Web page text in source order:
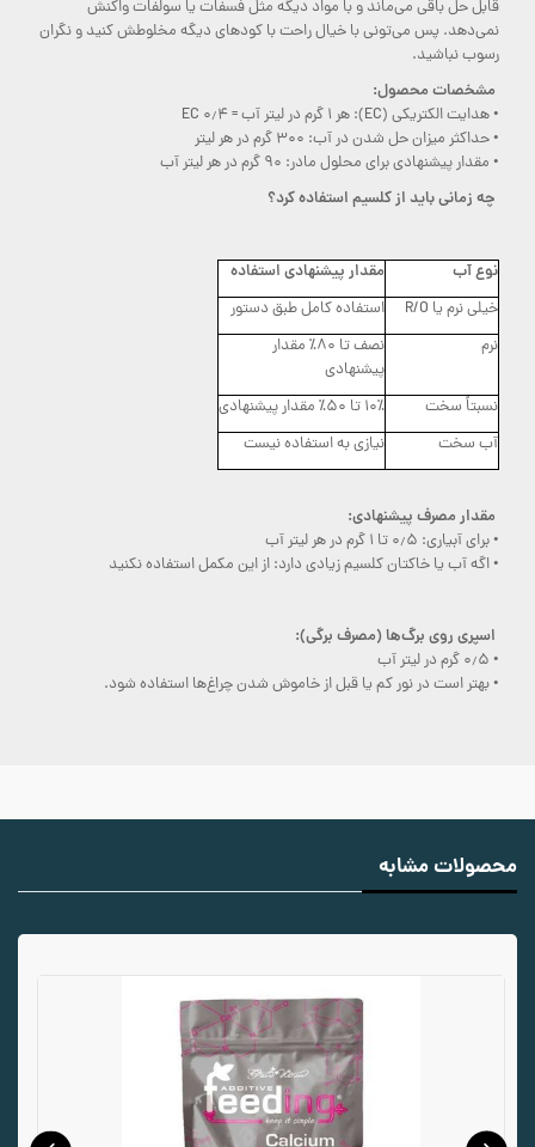
قابل حل باقی می‌ماند و با مواد دیگه مثل فسفات یا سولفات واکنش
نمی‌دهد. پس می‌تونی با خیال راحت با کودهای دیگه مخلوطش کنید و نگران
رسوب نباشید.
مشخصات محصول:
• هدایت الکتریکی (EC): هر ۱ گرم در لیتر آب = ۰٫۴ EC
• حداکثر میزان حل شدن در آب: ۳۰۰ گرم در هر لیتر
• مقدار پیشنهادی برای محلول مادر: ۹۰ گرم در هر لیتر آب
چه زمانی باید از کلسیم استفاده کرد؟
نوع آب مقدار پیشنهادی استفاده
خیلی نرم یا R/O
استفاده کامل طبق دستور
نرم
نصف تا ۸۰٪ مقدار
پیشنهادی
نسبتاً سخت
۱۰٪ تا ۵۰٪ مقدار پیشنهادی
آب سخت
نیازی به استفاده نیست
مقدار مصرف پیشنهادی:
• برای آبیاری: ۰٫۵ تا ۱ گرم در هر لیتر آب
• اگه آب یا خاکتان کلسیم زیادی دارد: از این مکمل استفاده نکنید
اسپری روی برگ‌ها (مصرف برگی):
• ۰٫۵ گرم در لیتر آب
• بهتر است در نور کم یا قبل از خاموش شدن چراغ‌ها استفاده شود.
محصولات مشابه